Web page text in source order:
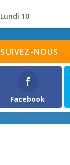
Lundi 10
SUIVEZ-NOUS
Facebook